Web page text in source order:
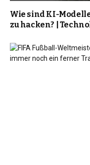
Wie sind KI-
zu hacken? |